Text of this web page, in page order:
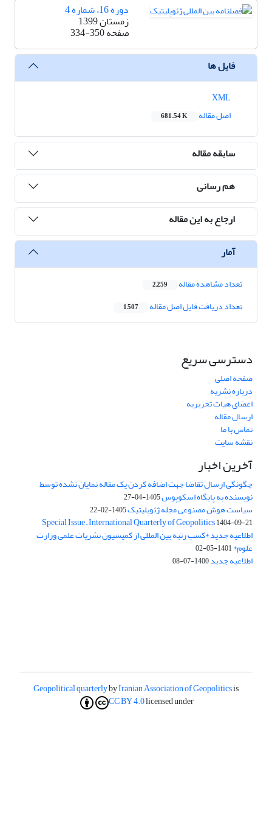
دوره 16، شماره 4
زمستان 1399
صفحه334-350
فایل ها
اصل مقاله
681.54 K
سابقه مقاله
هم رسانی
ارجاع به این مقاله
آمار
تعداد مشاهده مقاله 2,259
تعداد دریافت فایل اصل مقاله 1,507
دسترسی سریع
صفحه اصلی
درباره نشریه
اعضای هیات تحریریه
ارسال مقاله
تماس با ما
نقشه سایت
آخرین اخبار
چگونگی ارسال تقاضا جهت اضافه کردن یک مقاله نمایان نشده توسط
نویسنده به پایگاه اسکوپوس1405-04-27
سیاست هوش مصنوعی مجله ژئوپلیتیک1405-02-22
Special Issue – International Quarterly of Geopolitics1404-09-21
اطلاعیه جدید *کسب رتبه بین المللی از کمیسیون نشریات علمی وزارت
علوم*1401-05-02
اطلاعیه جدید1400-07-08
Geopolitical quarterlybyIranian Association of Geopoliticsis
licensed under
CC BY 4.0